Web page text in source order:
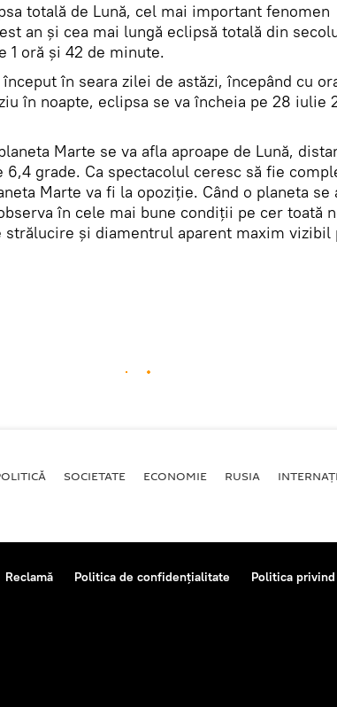
totală de Lună, cel mai important fenomen
an şi cea mai lungă eclipsă totală din
1 oră și 42 de minute.
în seara zilei de astăzi, începând cu
în noapte, eclipsa se va încheia pe 28 iulie
Marte se va afla aproape de Lună,
6,4 grade. Ca spectacolul ceresc să fie
Marte va fi la opoziţie. Când o planeta se
în cele mai bune condiţii pe cer toată
strălucire şi diamentrul aparent maxim vizibil
SOCIETATE ECONOMIE RUSIA
Reclamă Politica de confidențialitate Politica